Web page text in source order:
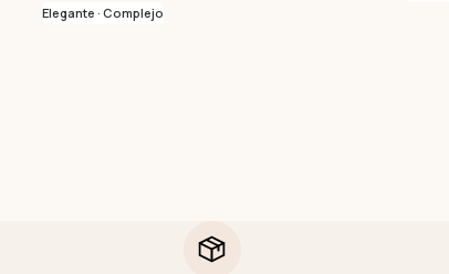
Elegante · Complejo